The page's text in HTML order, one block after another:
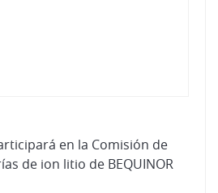
en la Comisión de
de ion litio de BEQUINOR